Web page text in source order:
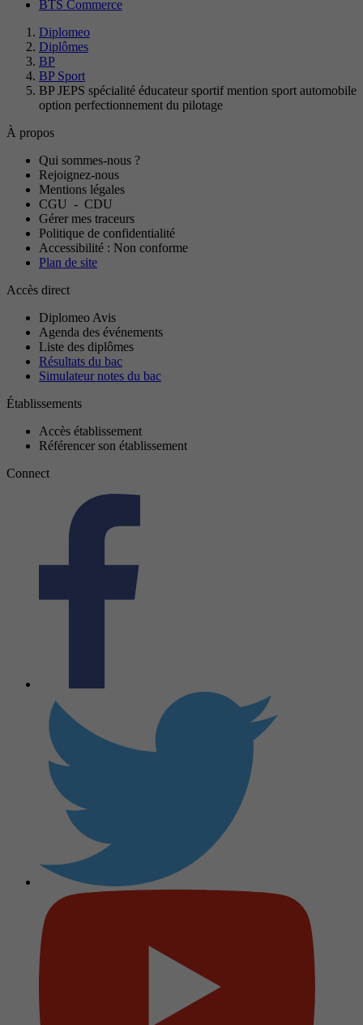
BTS Commerce
Diplomeo
Diplômes
BP
BP Sport
BP JEPS spécialité éducateur sportif mention sport automobile
option perfectionnement du pilotage
À propos
Qui sommes-nous ?
Rejoignez-nous
Mentions légales
CGU - CDU
Gérer mes traceurs
Politique de confidentialité
Accessibilité : Non conforme
Plan de site
Accès direct
Diplomeo Avis
Agenda des événements
Liste des diplômes
Résultats du bac
Simulateur notes du bac
Établissements
Accès établissement
Référencer son établissement
Connect